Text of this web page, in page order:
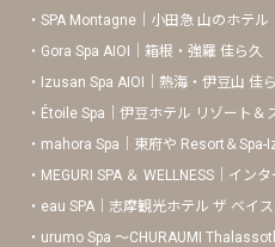
SPA Montagne｜小田急 山のホテル
Gora Spa AIOI｜箱根・強羅 佳ら久
Izusan Spa AIOI｜熱海・伊豆山 佳
Étoile Spa｜伊豆ホテル リゾート＆
mahora Spa｜東府や Resort＆Spa-
MEGURI SPA ＆ WELLNESS｜イン
eau SPA｜志摩観光ホテル ザ ベイ
urumo Spa 〜CHURAUMI